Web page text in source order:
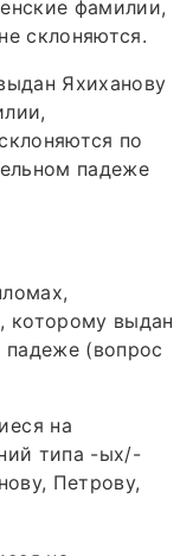
фамилии,
склоняются.
Яхиханову
по
падеже
которому выдан
падеже (вопрос
на
типа -ых/-
Петрову,